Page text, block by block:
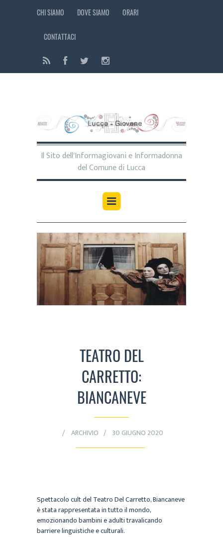
CHI SIAMO DOVE SIAMO ORARI
CONTATTACI
Il Sito dell'Informagiovani e Informadonna
del Comune di Lucca
TEATRO DEL
CARRETTO:
BIANCANEVE
ARCHIVIO 30 GIUGNO 2020
Spettacolo cult del Teatro Del Carretto, Biancaneve
è stata rappresentata in tutto il mondo,
emozionando bambini e adulti travalicando
barriere linguistiche e culturali.